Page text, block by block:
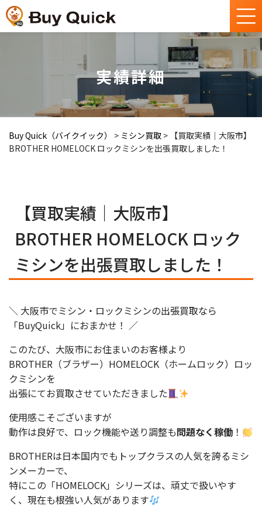
実績詳細
Buy Quick（バイクイック） > ミシン買取 > 【買取実績｜大阪市】
BROTHER HOMELOCK ロックミシンを出張買取しました！
【買取実績｜大阪市】
BROTHER HOMELOCK ロック
ミシンを出張買取しました！
＼ 大阪市でミシン・ロックミシンの出張買取なら
「BuyQuick」におまかせ！ ／
このたび、大阪市にお住まいのお客様より
BROTHER（ブラザー）HOMELOCK（ホームロック）ロッ
クミシンを
出張にてお買取させていただきました
使用感こそございますが
動作は良好で、ロック機能や送り調整も問題なく稼働 ！
BROTHERは日本国内でもトップクラスの人気を誇るミシ
ンメーカーで、
特にこの「HOMELOCK」シリーズは、頑丈で扱いやす
く、現在も根強い人気があります